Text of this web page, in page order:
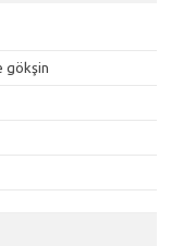
gökşin